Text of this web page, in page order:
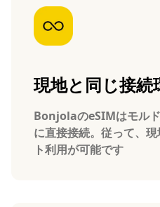
現地と同じ接続
BonjolaのeSIMはモル
に直接接続。従って、
ト利用が可能です